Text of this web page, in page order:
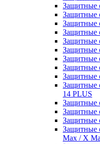
Защитные
Защитные
Защитные
Защитные
Защитные
Защитные
Защитные
Защитные
Защитные
Защитные
14 PLUS
Защитные
Защитные
Защитные
Защитные
Max / X